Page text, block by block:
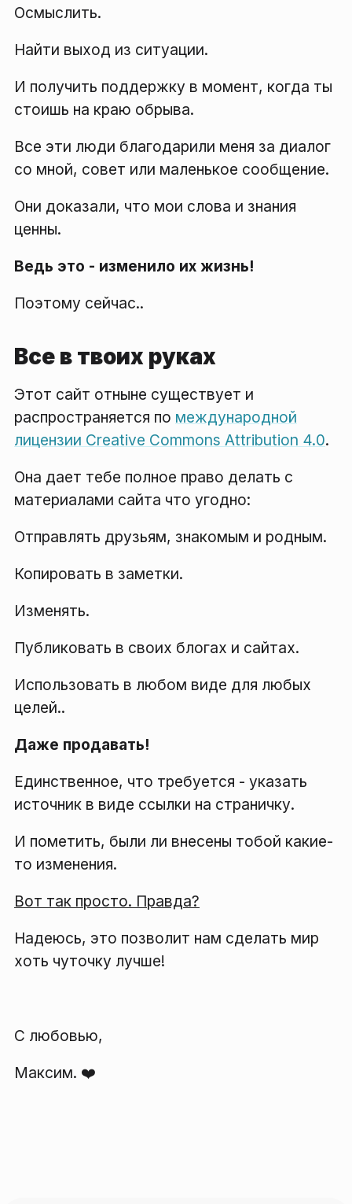
Осмыслить.
Найти выход из ситуации.
И получить поддержку в момент, когда ты
стоишь на краю обрыва.
Все эти люди благодарили меня за диалог
со мной, совет или маленькое сообщение.
Они доказали, что мои слова и знания
ценны.
Ведь это - изменило их жизнь!
Поэтому сейчас..
Все в твоих руках
Этот сайт отныне существует и
распространяется по международной
лицензии Creative Commons Attribution 4.0.
Она дает тебе полное право делать с
материалами сайта что угодно:
Отправлять друзьям, знакомым и родным.
Копировать в заметки.
Изменять.
Публиковать в своих блогах и сайтах.
Использовать в любом виде для любых
целей..
Даже продавать!
Единственное, что требуется - указать
источник в виде ссылки на страничку.
И пометить, были ли внесены тобой какие-
то изменения.
Вот так просто. Правда?
Надеюсь, это позволит нам сделать мир
хоть чуточку лучше!
С любовью,
Максим. ❤️